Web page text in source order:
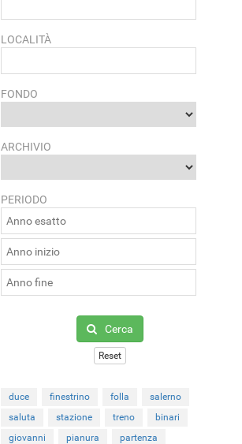
LOCALITÀ
FONDO
ARCHIVIO
PERIODO
Cerca
Reset
duce finestrino folla
salerno
saluta
stazione treno
binari
giovanni
pianura
partenza